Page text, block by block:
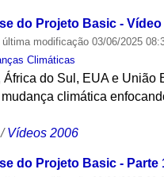
do Projeto Basic - Vídeo
última modificação 03/06/2025
Climáticas
do Sul, EUA e
climática
/Vídeos 2006
do Projeto Basic - Parte